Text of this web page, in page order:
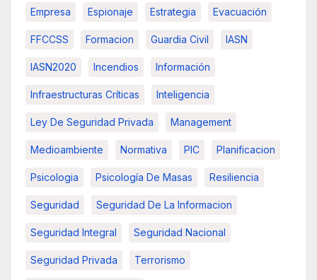
Empresa Espionaje Estrategia Evacuación
FFCCSS Formacion Guardia Civil IASN
IASN2020 Incendios Información
Infraestructuras Críticas Inteligencia
Ley De Seguridad Privada Management
Medioambiente Normativa PIC Planificacion
Psicologia Psicología De Masas Resiliencia
Seguridad Seguridad De La Informacion
Seguridad Integral Seguridad Nacional
Seguridad Privada Terrorismo